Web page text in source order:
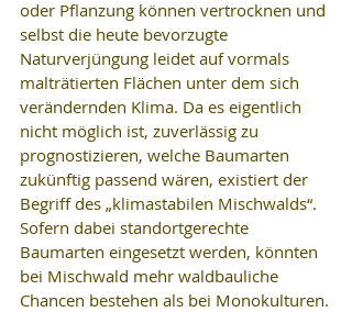
oder Pflanzung können vertrocknen und
selbst die heute bevorzugte
Naturverjüngung leidet auf vormals
malträtierten Flächen unter dem sich
verändernden Klima. Da es eigentlich
nicht möglich ist, zuverlässig zu
prognostizieren, welche Baumarten
zukünftig passend wären, existiert der
Begriff des „klimastabilen Mischwalds“.
Sofern dabei standortgerechte
Baumarten eingesetzt werden, könnten
bei Mischwald mehr waldbauliche
Chancen bestehen als bei Monokulturen.